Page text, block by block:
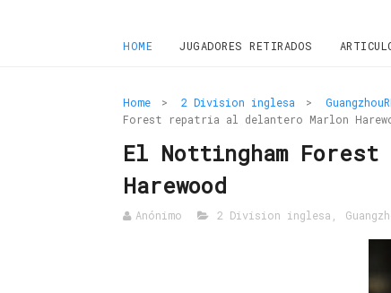
HOME JUGADORES RETIRADOS
Home > 2 Division inglesa >
Forest repatria al delantero Marlon
El Nottingham
Harewood
Anónimo 2 Division inglesa